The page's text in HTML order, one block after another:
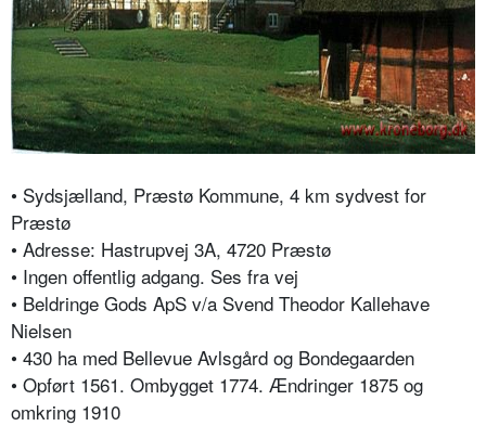
• Sydsjælland, Præstø Kommune, 4 km sydvest for
Præstø
• Adresse: Hastrupvej 3A, 4720 Præstø
• Ingen offentlig adgang. Ses fra vej
• Beldringe Gods ApS v/a Svend Theodor Kallehave
Nielsen
• 430 ha med Bellevue Avlsgård og Bondegaarden
• Opført 1561. Ombygget 1774. Ændringer 1875 og
omkring 1910